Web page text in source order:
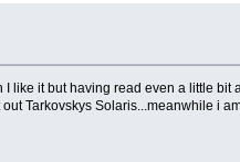
I like it but having read even a little
Tarkovskys Solaris...meanwhile i